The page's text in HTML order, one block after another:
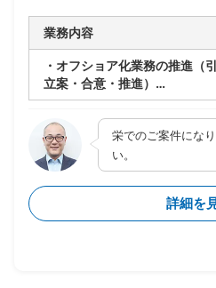
/ SAP(PM) / SAP(その他モジュ
SAP(FI-AP) / SAP(FI-AR) /
SAP(CO) / SAP(CO-OM) /
インフラ
業務内容
・オフショア化業務の推進（
立案・合意・推進）
・引継計画立案/推進（現状調
継方法作成/工数積上げ/関連
処等）
・引継実行管理/推進（管理方
ロー等）
・チーム管理（5－10名,名古
・現場資料確認（手順書・設
フォロー（引継遅延の原因確
栄でのご案件にな
い。
詳細を